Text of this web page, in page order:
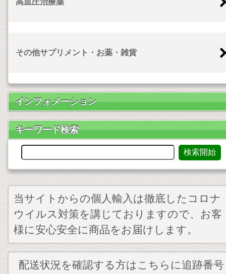
高血圧治療薬
その他サプリメント・お薬・雑貨
インフォメーション
キーワード検索
当サイトからの個人輸入は徹底したコロナ
ウイルス対策を講じておりますので、お客
様に安心安全に商品をお届けします。
配送状況を確認する方はこちらに追跡番号